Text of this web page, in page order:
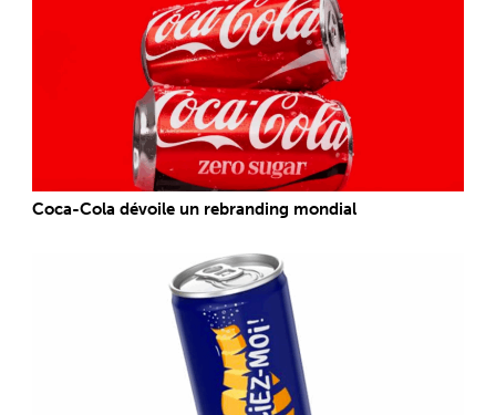
Coca-Cola dévoile un rebranding mondial